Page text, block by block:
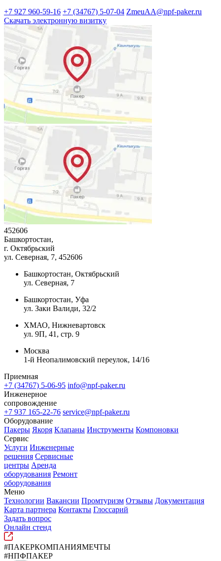
+7 927 960-59-16 +7 (34767) 5-07-04 ZmeuAA@npf-paker.ru
Скачать электронную визитку
452606
Башкортостан,
г. Октябрьский
ул. Северная, 7, 452606
Башкортостан, Октябрьский
ул. Северная, 7
Башкортостан, Уфа
ул. Заки Валиди, 32/2
ХМАО, Нижневартовск
ул. 9П, 41, стр. 9
Москва
1-й Неопалимовский переулок, 14/16
Приемная
+7 (34767) 5-06-95 info@npf-paker.ru
Инженерное
сопровождение
+7 937 165-22-76 service@npf-paker.ru
Оборудование
Пакеры Якоря Клапаны Инструменты Компоновки
Сервис
Услуги Инженерные
решения Сервисные
центры Аренда
оборудования Ремонт
оборудования
Меню
Технологии Вакансии Промтуризм Отзывы Документация
Карта партнера Контакты Глоссарий
Задать вопрос
Онлайн стенд
#ПАКЕРКОМПАНИЯМЕЧТЫ
#НПФПАКЕР